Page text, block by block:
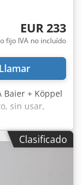
EUR 233
fijo IVA no incluído
Llamar
Baier + Köppel
sin usar,
corresponde
Clasificado